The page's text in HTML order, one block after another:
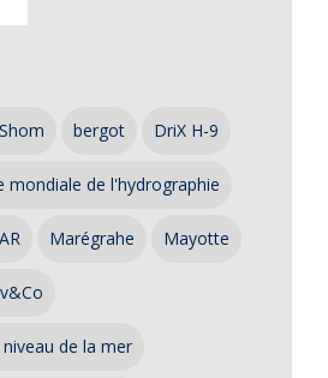
bergot DriX H-9
mondiale de l'hydrographie
Marégrahe Mayotte
de la mer